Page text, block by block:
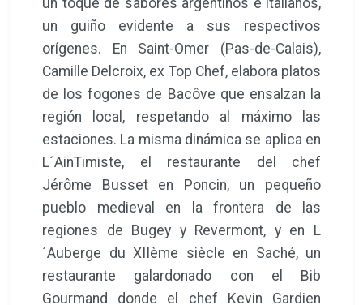
un guiño evidente a sus respectivos
orígenes. En Saint-Omer (Pas-de-Calais),
Camille Delcroix, ex Top Chef, elabora platos
de los fogones de Bacôve que ensalzan la
región local, respetando al máximo las
estaciones. La misma dinámica se aplica en
L´AinTimiste, el restaurante del chef
Jérôme Busset en Poncin, un pequeño
pueblo medieval en la frontera de las
regiones de Bugey y Revermont, y en L
´Auberge du XIIème siècle en Saché, un
restaurante galardonado con el Bib
Gourmand donde el chef Kevin Gardien